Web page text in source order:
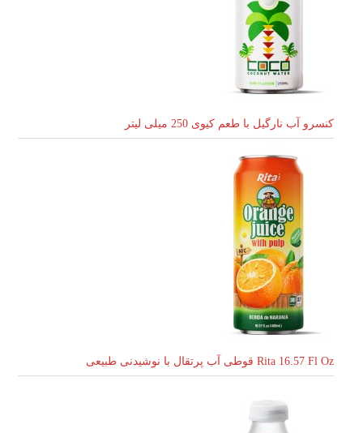
کنسرو آب نارگیل با طعم کیوی 250 میلی لیتر
Rita 16.57 Fl Oz قوطی آب پرتقال با نوشیدنی طبیعی